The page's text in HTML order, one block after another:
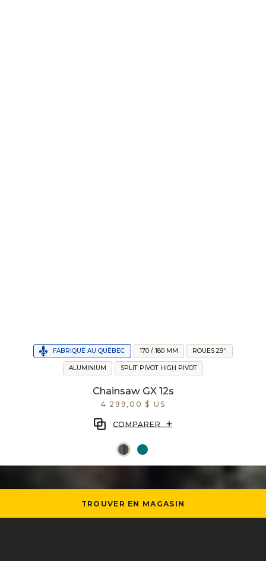
Chainsaw GX 12s
4 299,00 $ US
FABRIQUÉ AU QUÉBEC 170 / 180 MM ROUES 29''
ALUMINIUM SPLIT PIVOT HIGH PIVOT
COMPARER +
TROUVER EN MAGASIN